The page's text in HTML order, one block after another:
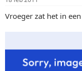
Vroeger zat het in